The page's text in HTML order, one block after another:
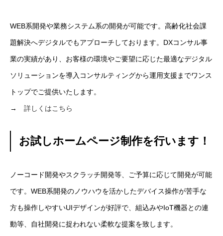
WEB系開発や業務システム系の開発が可能です。高齢化社会課
題解決へデジタルでもアプローチしております。DXコンサル事
業の実績があり、お客様の環境やご要望に応じた最適なデジタル
ソリューションを導入コンサルティングから運用支援までワンス
トップでご提供いたします。
→ 詳しくはこちら
お試しホームページ制作を行います！
ノーコード開発やスクラッチ開発等、ご予算に応じて開発が可能
です。WEB系開発のノウハウを活かしたデバイス操作が苦手な
方も操作しやすいUIデザインが好評で、組込みやIoT機器との連
動等、自社開発に捉われない柔軟な提案を致します。